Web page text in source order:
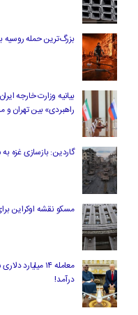
بزرگ‌ترین حمله روسیه
بیانیه وزارت خارجه
راهبردی» بین تهران و
گاردین: بازسازی غزه
مسکو نقشه اوکراین
معامله ۱۴
درآمد!